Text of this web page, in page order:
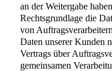
an der Weitergabe
Rechtsgrundlage die
von
Daten unserer Kunden
Vertrags über
gemeinsamen